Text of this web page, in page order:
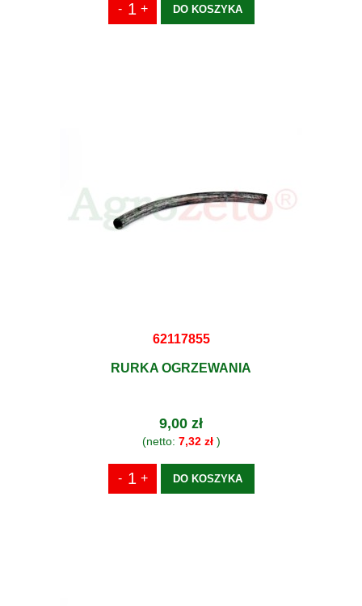
DO KOSZYKA
62117855
RURKA OGRZEWANIA
9,00 zł
(netto: 7,32 zł)
DO KOSZYKA